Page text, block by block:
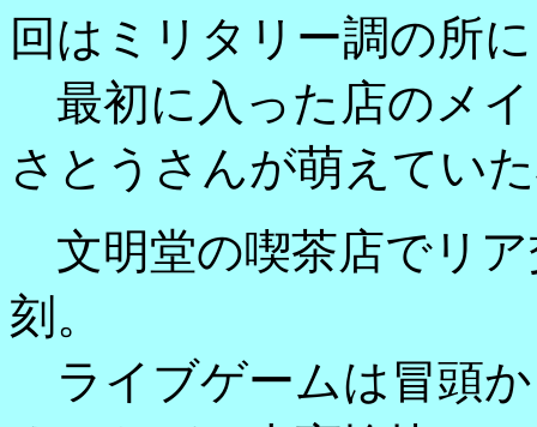
回はミリタリー調の所
最初に入った店のメ
さとうさんが萌えてい
文明堂の喫茶店でリ
刻。
ライブゲームは冒頭